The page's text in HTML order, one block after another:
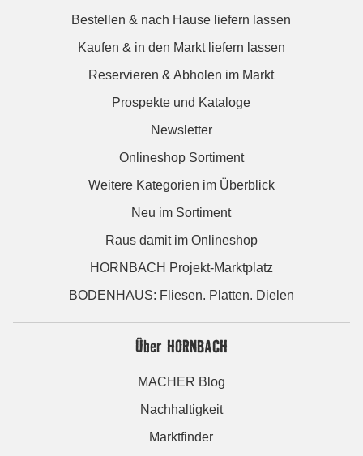
Bestellen & nach Hause liefern lassen
Kaufen & in den Markt liefern lassen
Reservieren & Abholen im Markt
Prospekte und Kataloge
Newsletter
Onlineshop Sortiment
Weitere Kategorien im Überblick
Neu im Sortiment
Raus damit im Onlineshop
HORNBACH Projekt-Marktplatz
BODENHAUS: Fliesen. Platten. Dielen
Über HORNBACH
MACHER Blog
Nachhaltigkeit
Marktfinder